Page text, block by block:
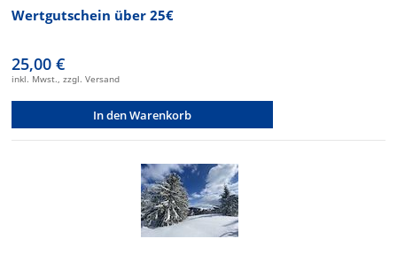
Wertgutschein über 25€
25,00 €
inkl. Mwst., zzgl. Versand
In den Warenkorb